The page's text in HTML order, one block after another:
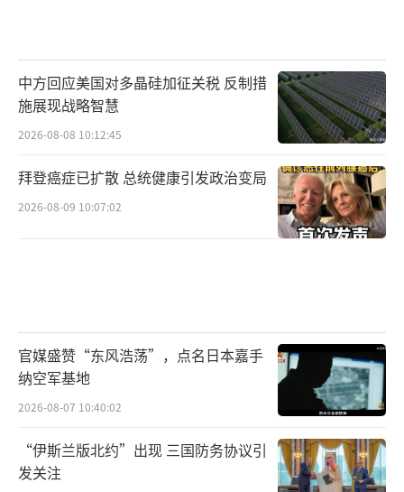
中方回应美国对多晶硅加征关税 反制措
施展现战略智慧
2026-08-08 10:12:45
拜登癌症已扩散 总统健康引发政治变局
2026-08-09 10:07:02
官媒盛赞“东风浩荡”，点名日本嘉手
纳空军基地
2026-08-07 10:40:02
“伊斯兰版北约”出现 三国防务协议引
发关注